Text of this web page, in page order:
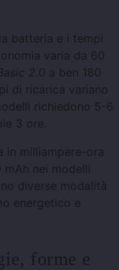
batteria e i tempi
varia da 60
2.0 a ben 180
di ricarica variano
richiedono 5-6
3 ore.
in milliampere-ora
nei modelli
diverse modalità
energetico e
forme e